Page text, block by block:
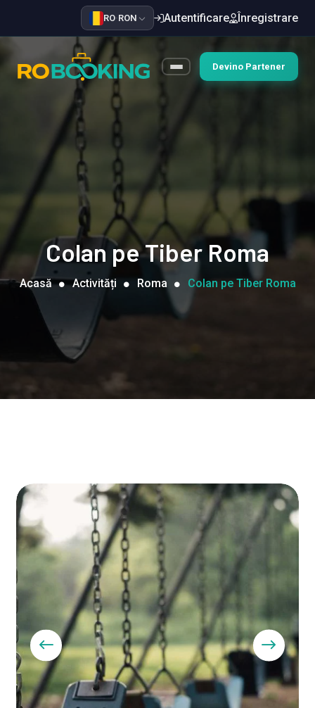
RO·RON Autentificare Înregistrare
Devino Partener
Colan pe Tiber Roma
Acasă Activități Roma Colan pe Tiber Roma